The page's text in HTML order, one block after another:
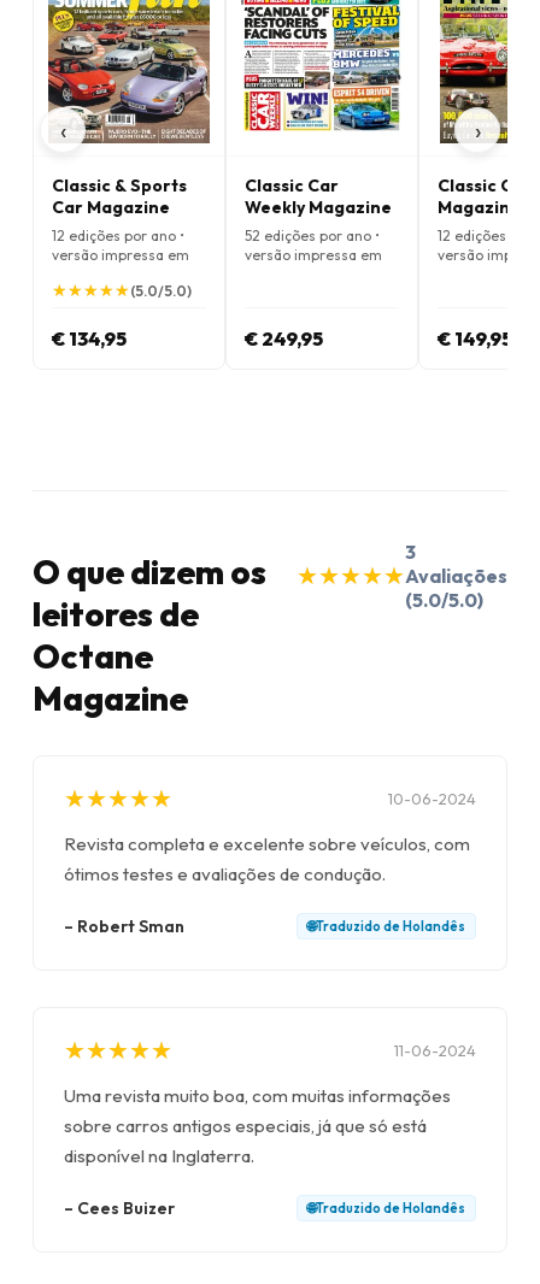
‹
Classic & Sports
Car Magazine
12 edições por ano •
versão impressa em
★
★★
★★
★★
★★
★(5.0/5.0)
€ 134,95
Classic Car
Weekly Magazine
52 edições por ano •
versão impressa em
€ 249,95
Classic Cars
Magazine
12 edições por
versão
€ 149,95
›
O que dizem os
leitores de
Octane
Magazine
★
★★
★★
★★
★★
★
3
Avaliações
(5.0/5.0)
★
★★
★★
★★
★★
★ 10-06-2024
Revista completa e excelente sobre veículos, com
ótimos testes e avaliações de condução.
– Robert Sman 🌐Traduzido de Holandês
★
★★
★★
★★
★★
★ 11-06-2024
Uma revista muito boa, com muitas informações
sobre carros antigos especiais, já que só está
disponível na Inglaterra.
– Cees Buizer 🌐Traduzido de Holandês